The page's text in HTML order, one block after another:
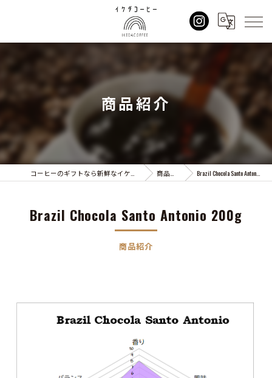
商品紹介
商品紹介 Brazil Chocola Santo Antonio 200g
商品紹介
Brazil Chocola Santo Antonio 200g